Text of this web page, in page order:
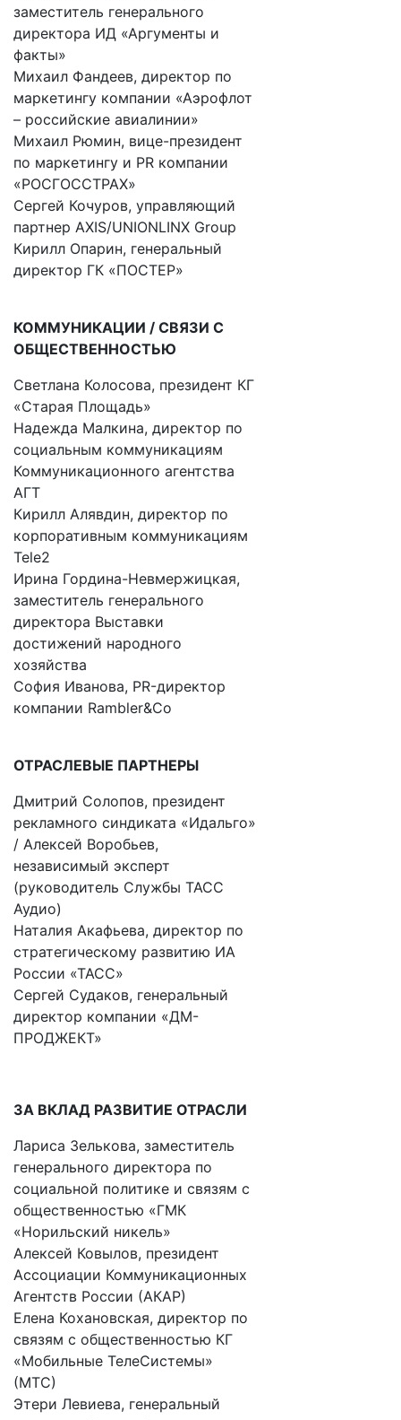
заместитель генерального
директора ИД «Аргументы и
факты»
Михаил Фандеев, директор по
маркетингу компании «Аэрофлот
– российские авиалинии»
Михаил Рюмин, вице-президент
по маркетингу и PR компании
«РОСГОССТРАХ»
Сергей Кочуров, управляющий
партнер AXIS/UNIONLINX Group
Кирилл Опарин, генеральный
директор ГК «ПОСТЕР»
КОММУНИКАЦИИ / СВЯЗИ С
ОБЩЕСТВЕННОСТЬЮ
Светлана Колосова, президент КГ
«Старая Площадь»
Надежда Малкина, директор по
социальным коммуникациям
Коммуникационного агентства
АГТ
Кирилл Алявдин, директор по
корпоративным коммуникациям
Tele2
Ирина Гордина-Невмержицкая,
заместитель генерального
директора Выставки
достижений народного
хозяйства
София Иванова, PR-директор
компании Rambler&Co
ОТРАСЛЕВЫЕ ПАРТНЕРЫ
Дмитрий Солопов, президент
рекламного синдиката «Идальго»
/ Алексей Воробьев,
независимый эксперт
(руководитель Службы ТАСС
Аудио)
Наталия Акафьева, директор по
стратегическому развитию ИА
России «ТАСС»
Сергей Судаков, генеральный
директор компании «ДМ-
ПРОДЖЕКТ»
ЗА ВКЛАД РАЗВИТИЕ ОТРАСЛИ
Лариса Зелькова, заместитель
генерального директора по
социальной политике и связям с
общественностью «ГМК
«Норильский никель»
Алексей Ковылов, президент
Ассоциации Коммуникационных
Агентств России (АКАР)
Елена Кохановская, директор по
связям с общественностью КГ
«Мобильные ТелеСистемы»
(МТС)
Этери Левиева, генеральный